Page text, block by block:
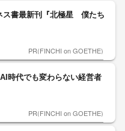
ス書最新刊『北極星 僕たち
PR(FINCHI on GOETHE)
時代でも変わらない経営者
PR(FINCHI on GOETHE)